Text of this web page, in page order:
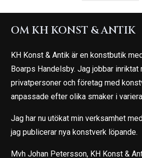
OM KH KONST & ANTIK
KH Konst & Antik är en konstbutik
Boarps Handelsby. Jag jobbar
privatpersoner och företag med
anpassade efter olika smaker i
Jag har nu utökat min verksamhet
jag publicerar nya konstverk löpande.
Mvh Johan Petersson, KH Konst &